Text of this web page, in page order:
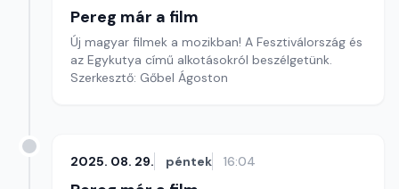
Pereg már a film
Új magyar filmek a mozikban! A Fesztiválország és
az Egykutya című alkotásokról beszélgetünk.
Szerkesztő: Gőbel Ágoston
2025. 08. 29. péntek 16:04